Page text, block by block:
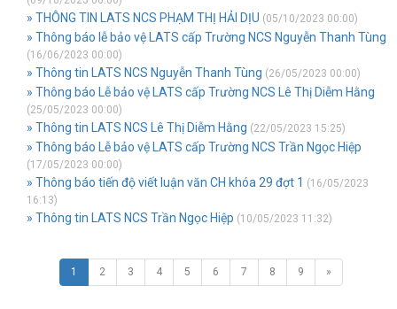
» THÔNG TIN LATS NCS PHẠM THỊ HẢI DỊU (05/10/2023 00:00)
» Thông báo lễ bảo vệ LATS cấp Trường NCS Nguyễn Thanh Tùng
(16/06/2023 00:00)
» Thông tin LATS NCS Nguyễn Thanh Tùng (26/05/2023 00:00)
» Thông báo Lễ bảo vệ LATS cấp Trường NCS Lê Thị Diễm Hằng
(25/05/2023 00:00)
» Thông tin LATS NCS Lê Thị Diễm Hằng (22/05/2023 15:25)
» Thông báo Lễ bảo vệ LATS cấp Trường NCS Trần Ngọc Hiệp
(17/05/2023 00:00)
» Thông báo tiến độ viết luận văn CH khóa 29 đợt 1 (16/05/2023
16:13)
» Thông tin LATS NCS Trần Ngọc Hiệp (10/05/2023 11:32)
1 2 3 4 5 6 7 8 9 »